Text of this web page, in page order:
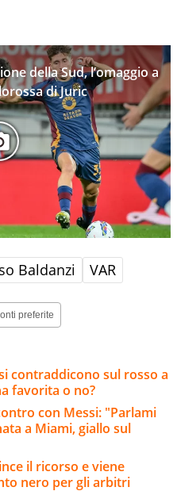
della Sud, l’omaggio a
di Juric
Baldanzi VAR
preferite
contraddicono sul rosso a
favorita o no?
con Messi: "Parlami
a Miami, giallo sul
il ricorso e viene
nero per gli arbitri